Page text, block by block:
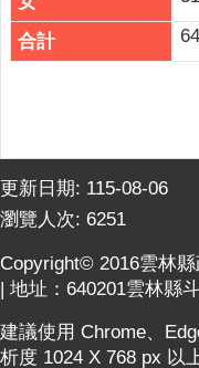
更新日期: 115-08-06
瀏覽人次: 6251
Copyright© 2016雲林
| 地址：640201雲林縣
建議使用 Chrome、
析度 1024 X 768 px 以